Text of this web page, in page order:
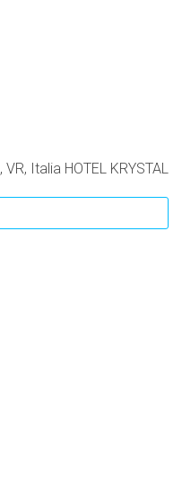
Italia HOTEL KRYSTAL